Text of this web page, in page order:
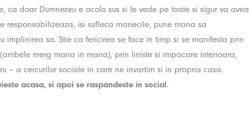
doar Dumnezeu e acolo sus si le vede pe toate si sigur va avea
responsabilizeaza, isi sufleca manecile, pune mana sa
implinirea sa. Stie ca fericirea se face in timp si se manifesta prin
merg mana in mana), prin liniste si impacare interioara,
– a cercurilor sociale in care ne invartim si in propria casa.
acasa, si apoi se raspandeste in social.